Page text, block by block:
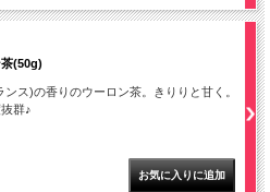
(50g)
ンス)の香りのウーロン茶。きりりと甘く。
群♪